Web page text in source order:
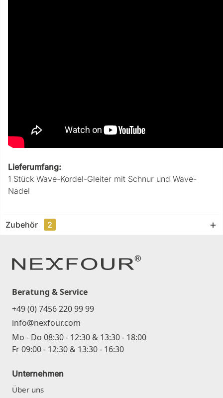
Lieferumfang:
1 Stück Wave-Kordel-Gleiter mit Schnur und Wave-
Nadel
Zubehör 2
Beratung & Service
+49 (0) 7456 220 99 99
info@nexfour.com
Mo - Do 08:30 - 12:30 & 13:30 - 18:00
Fr 09:00 - 12:30 & 13:30 - 16:30
Unternehmen
Über uns